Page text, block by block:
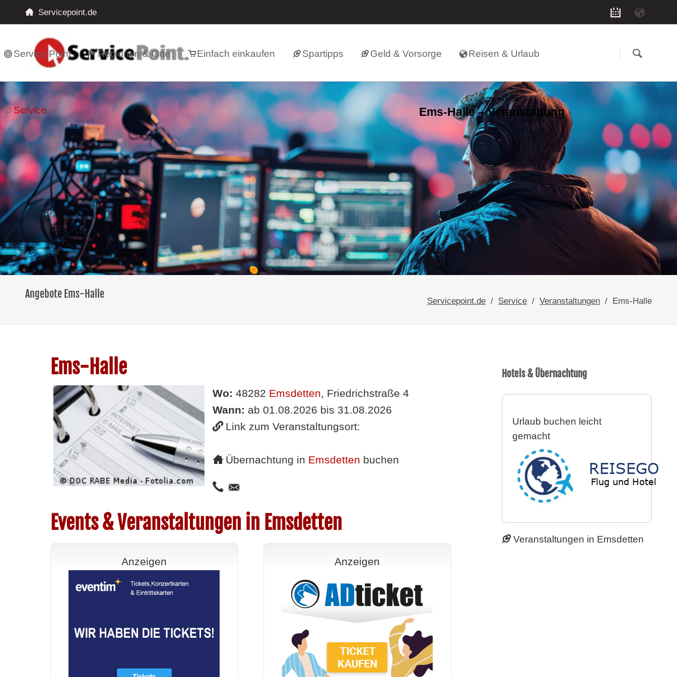
Servicepoint.de
Service Point Regionen & Orte Einfach einkaufen Spartipps Geld & Vorsorge Reisen & Urlaub
Service Ems-Halle – Veranstaltung
Angebote Ems-Halle
Servicepoint.de Service Veranstaltungen Ems-Halle
Ems-Halle
Wo: 48282 Emsdetten, Friedrichstraße 4
Wann: ab 01.08.2026 bis 31.08.2026
Link zum Veranstaltungsort:
Übernachtung in Emsdetten buchen
Events & Veranstaltungen in Emsdetten
Anzeigen Anzeigen
Hotels & Übernachtung
Urlaub buchen leicht
gemacht
Veranstaltungen in Emsdetten